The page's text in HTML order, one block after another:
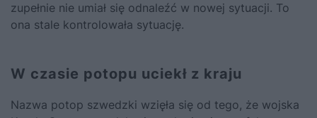
zupełnie nie umiał się odnaleźć w nowej sytuacji. To
ona stale kontrolowała sytuację.
W czasie potopu uciekł z kraju
Nazwa potop szwedzki wzięła się od tego, że wojska